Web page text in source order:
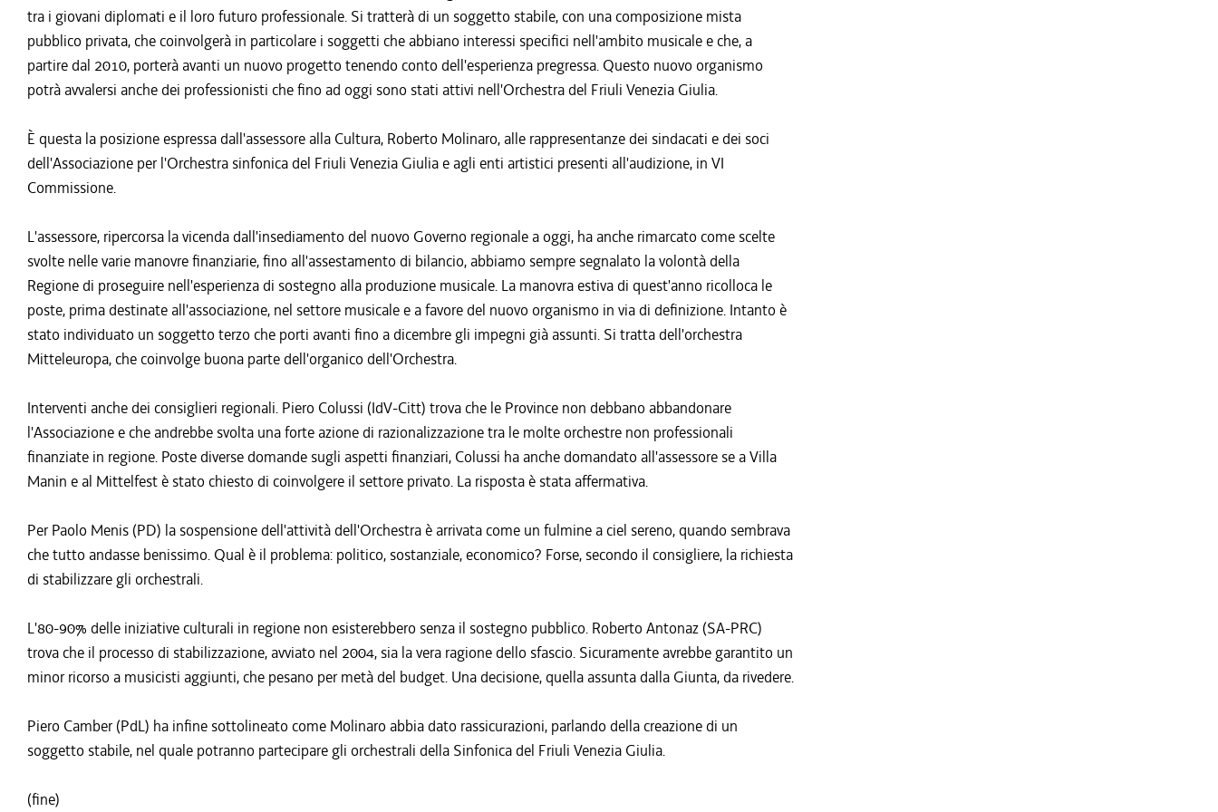
tra i giovani diplomati e il loro futuro professionale. Si tratterà di un soggetto stabile, con una composizione mista
pubblico privata, che coinvolgerà in particolare i soggetti che abbiano interessi specifici nell'ambito musicale e che, a
partire dal 2010, porterà avanti un nuovo progetto tenendo conto dell'esperienza pregressa. Questo nuovo organismo
potrà avvalersi anche dei professionisti che fino ad oggi sono stati attivi nell'Orchestra del Friuli Venezia Giulia.
È questa la posizione espressa dall'assessore alla Cultura, Roberto Molinaro, alle rappresentanze dei sindacati e dei soci
dell'Associazione per l'Orchestra sinfonica del Friuli Venezia Giulia e agli enti artistici presenti all'audizione, in VI
Commissione.
L'assessore, ripercorsa la vicenda dall'insediamento del nuovo Governo regionale a oggi, ha anche rimarcato come scelte
svolte nelle varie manovre finanziarie, fino all'assestamento di bilancio, abbiamo sempre segnalato la volontà della
Regione di proseguire nell'esperienza di sostegno alla produzione musicale. La manovra estiva di quest'anno ricolloca le
poste, prima destinate all'associazione, nel settore musicale e a favore del nuovo organismo in via di definizione. Intanto è
stato individuato un soggetto terzo che porti avanti fino a dicembre gli impegni già assunti. Si tratta dell'orchestra
Mitteleuropa, che coinvolge buona parte dell'organico dell'Orchestra.
Interventi anche dei consiglieri regionali. Piero Colussi (IdV-Citt) trova che le Province non debbano abbandonare
l'Associazione e che andrebbe svolta una forte azione di razionalizzazione tra le molte orchestre non professionali
finanziate in regione. Poste diverse domande sugli aspetti finanziari, Colussi ha anche domandato all'assessore se a Villa
Manin e al Mittelfest è stato chiesto di coinvolgere il settore privato. La risposta è stata affermativa.
Per Paolo Menis (PD) la sospensione dell'attività dell'Orchestra è arrivata come un fulmine a ciel sereno, quando sembrava
che tutto andasse benissimo. Qual è il problema: politico, sostanziale, economico? Forse, secondo il consigliere, la richiesta
di stabilizzare gli orchestrali.
L'80-90% delle iniziative culturali in regione non esisterebbero senza il sostegno pubblico. Roberto Antonaz (SA-PRC)
trova che il processo di stabilizzazione, avviato nel 2004, sia la vera ragione dello sfascio. Sicuramente avrebbe garantito un
minor ricorso a musicisti aggiunti, che pesano per metà del budget. Una decisione, quella assunta dalla Giunta, da rivedere.
Piero Camber (PdL) ha infine sottolineato come Molinaro abbia dato rassicurazioni, parlando della creazione di un
soggetto stabile, nel quale potranno partecipare gli orchestrali della Sinfonica del Friuli Venezia Giulia.
(fine)